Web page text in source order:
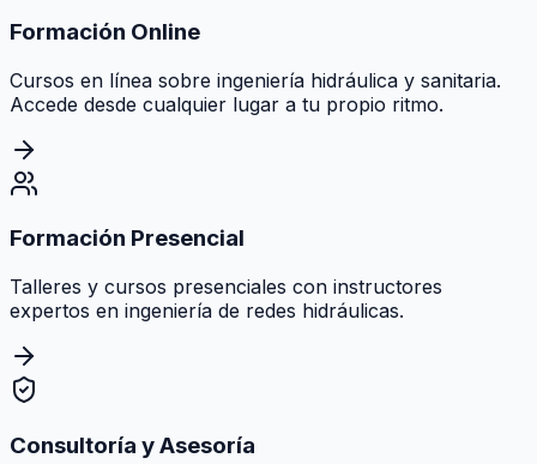
Formación Online
Cursos en línea sobre ingeniería hidráulica y sanitaria.
Accede desde cualquier lugar a tu propio ritmo.
Formación Presencial
Talleres y cursos presenciales con instructores
expertos en ingeniería de redes hidráulicas.
Consultoría y Asesoría